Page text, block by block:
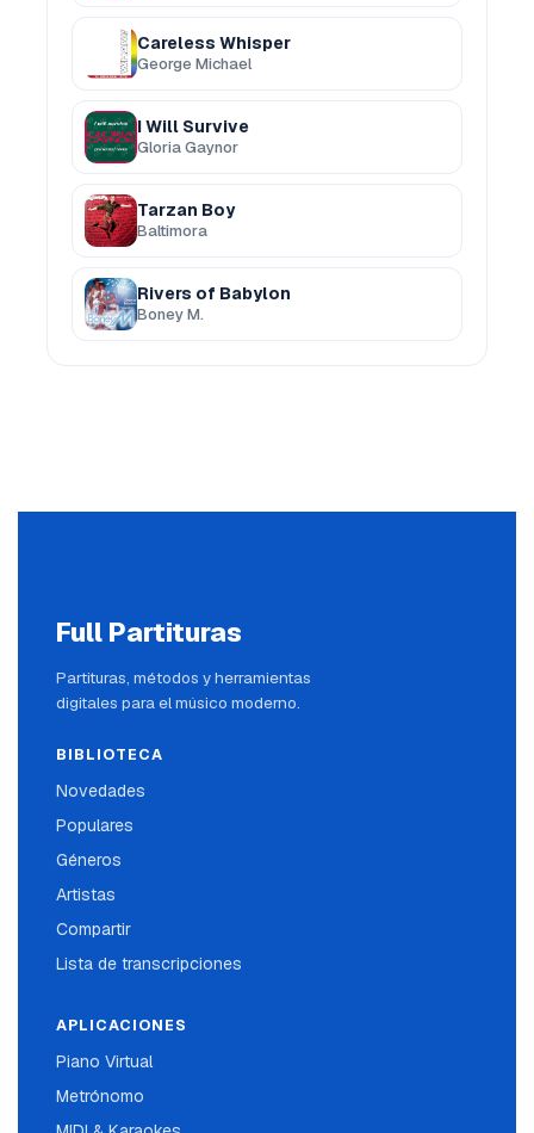
Careless Whisper
George Michael
I Will Survive
Gloria Gaynor
Tarzan Boy
Baltimora
Rivers of Babylon
Boney M.
Full Partituras
Partituras, métodos y herramientas
digitales para el músico moderno.
BIBLIOTECA
Novedades
Populares
Géneros
Artistas
Compartir
Lista de transcripciones
APLICACIONES
Piano Virtual
Metrónomo